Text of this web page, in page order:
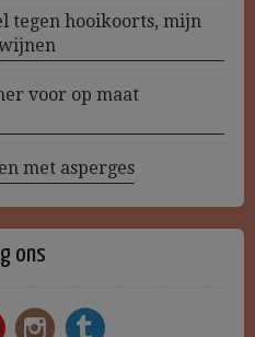
tegen hooikoorts, mijn
voor op maat
met asperges
ons